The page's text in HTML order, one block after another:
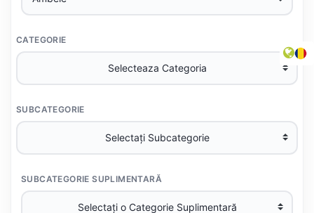
CATEGORIE
SUBCATEGORIE
SUBCATEGORIE SUPLIMENTARĂ